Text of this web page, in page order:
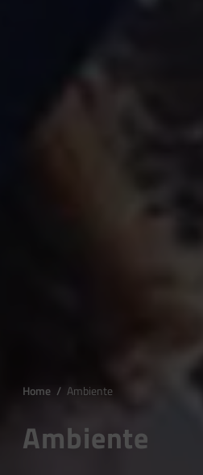
Home / Ambiente
Ambiente